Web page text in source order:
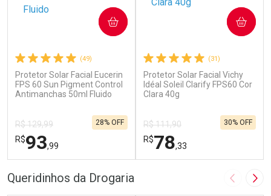
(49)
Protetor Solar Facial Eucerin
FPS 60 Sun Pigment Control
Antimanchas 50ml Fluido
R$ 129,99
R$93,99
28% OFF
COMPRAR
(31)
Protetor Solar Facial Vichy
Idéal Soleil Clarify FPS60 Cor
Clara 40g
R$ 111,90
R$78,33
30% OFF
COMPRAR
Queridinhos da Drogaria Imagem